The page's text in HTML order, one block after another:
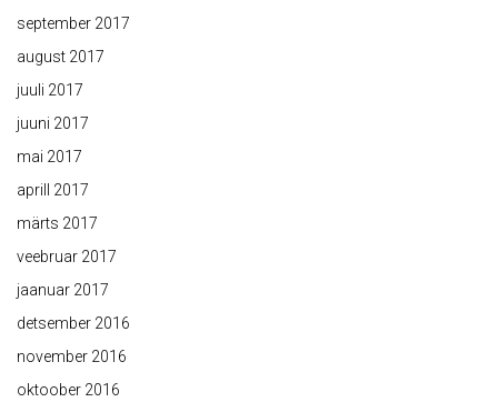
september 2017
august 2017
juuli 2017
juuni 2017
mai 2017
aprill 2017
märts 2017
veebruar 2017
jaanuar 2017
detsember 2016
november 2016
oktoober 2016